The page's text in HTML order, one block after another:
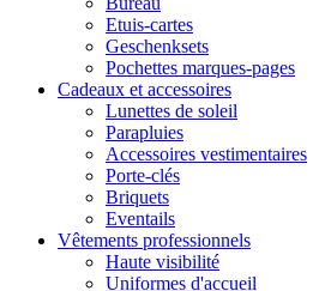
Etuis-cartes
Geschenksets
Pochettes marques-pages
Cadeaux et accessoires
Lunettes de soleil
Parapluies
Accessoires vestimentaires
Porte-clés
Briquets
Eventails
Vêtements professionnels
Haute visibilité
Uniformes d'accueil